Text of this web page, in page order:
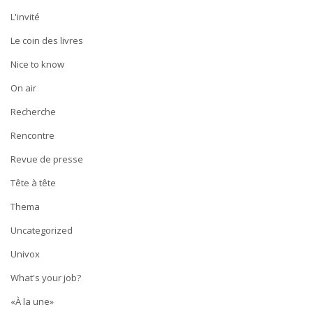
L'invité
Le coin des livres
Nice to know
On air
Recherche
Rencontre
Revue de presse
Tête à tête
Thema
Uncategorized
Univox
What's your job?
«À la une»